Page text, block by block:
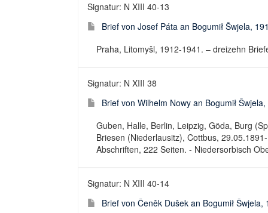
Signatur: N XIII 40-13
Brief von Josef Páta an Bogumił Šwjela,
Praha, Litomyšl, 1912-1941. – dreizehn
Signatur: N XIII 38
Brief von Wilhelm Nowy an Bogumił
Guben, Halle, Berlin, Leipzig, Göda, Burg
Briesen (Niederlausitz), Cottbus,
Abschriften, 222 Seiten. - Niedersorbisch
Signatur: N XIII 40-14
Brief von Čeněk Dušek an Bogumił Šwjela,